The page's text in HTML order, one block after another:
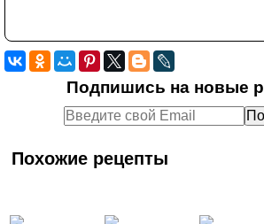
Подпишись на новые
Похожие рецепты